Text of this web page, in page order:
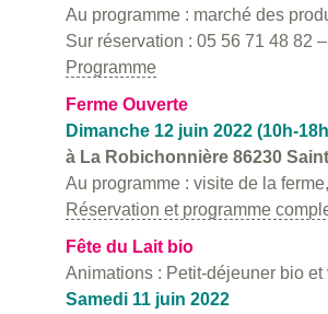
Au programme : marché des
Sur réservation : 05 56 71 48 82
Programme
Ferme Ouverte
Dimanche 12 juin 2022 (10h-
à La Robichonnière 86230
Au programme : visite de la
Réservation et programme
Fête du Lait bio
Animations : Petit-déjeuner bio
Samedi 11 juin 2022